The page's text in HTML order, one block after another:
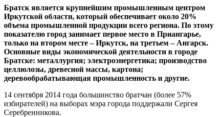
Братск является крупнейшим промышленным центром
Иркутской области, который обеспечивает около 20%
объема промышленной продукции всего региона. По этому
показателю город занимает первое место в Приангарье,
только на втором месте – Иркутск, на третьем – Ангарск.
Основные виды экономической деятельности в городе
Братске: металлургия; электроэнергетика; производство
целлюлозы, древесной массы, картона;
деревообрабатывающая промышленность и другие.
14 сентября 2014 года большинство братчан (более 57%
избирателей) на выборах мэра города поддержали Сергея
Серебренникова.